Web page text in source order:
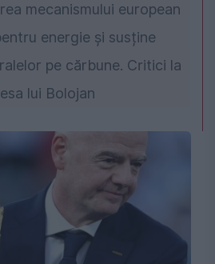
mecanismului european
energie și susține
pe cărbune. Critici la
lui Bolojan